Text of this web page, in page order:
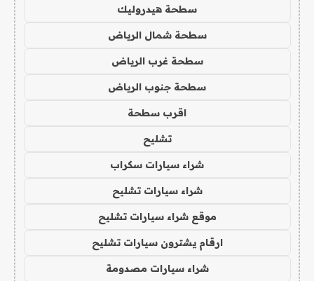
سطحة هيدروليك
سطحة شمال الرياض
سطحة غرب الرياض
سطحة جنوب الرياض
اقرب سطحة
تشليح
شراء سيارات سكراب
شراء سيارات تشليح
موقع شراء سيارات تشليح
ارقام يشترون سيارات تشليح
شراء سيارات مصدومة